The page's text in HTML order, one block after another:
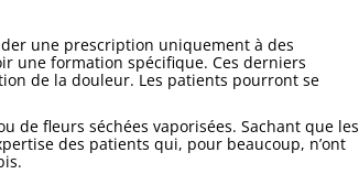
une prescription uniquement à des
une formation spécifique. Ces derniers
de la douleur. Les patients pourront se
de fleurs séchées vaporisées. Sachant que les
des patients qui, pour beaucoup, n’ont